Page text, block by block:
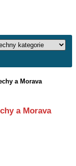
a Morava
a Morava